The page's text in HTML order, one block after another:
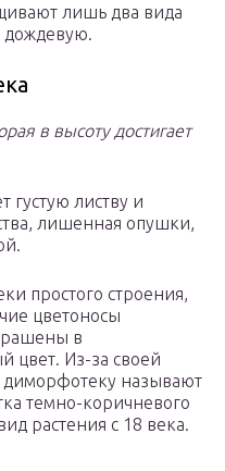
лишь два вида
дождевую.
в высоту достигает
густую листву и
лишенная опушки,
простого строения,
цветоносы
в
цвет. Из-за своей
называют
темно-коричневого
растения с 18 века.